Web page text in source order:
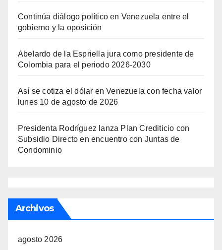
Continúa diálogo político en Venezuela entre el
gobierno y la oposición
Abelardo de la Espriella jura como presidente de
Colombia para el periodo 2026-2030
Así se cotiza el dólar en Venezuela con fecha valor
lunes 10 de agosto de 2026
Presidenta Rodríguez lanza Plan Crediticio con
Subsidio Directo en encuentro con Juntas de
Condominio
Archivos
agosto 2026